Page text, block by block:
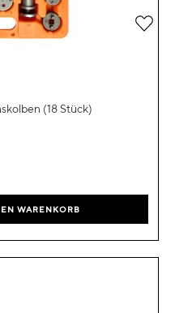
(18 Stück)
WARENKORB
Zur